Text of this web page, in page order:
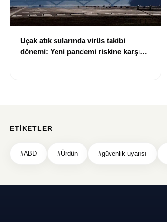
Uçak atık sularında virüs takibi
dönemi: Yeni pandemi riskine karşı
ETIKETLER
#ABD #Ürdün #güvenlik uyarısı